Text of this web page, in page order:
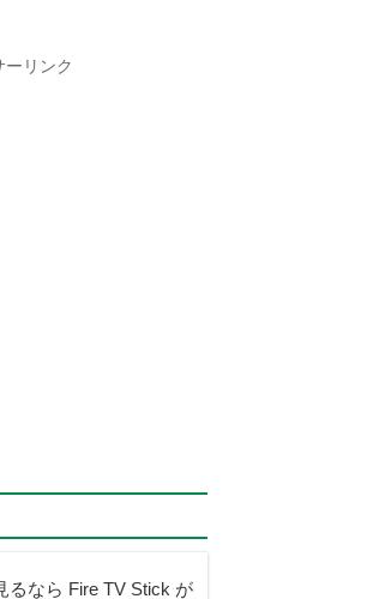
ーリンク
るなら Fire TV Stick が